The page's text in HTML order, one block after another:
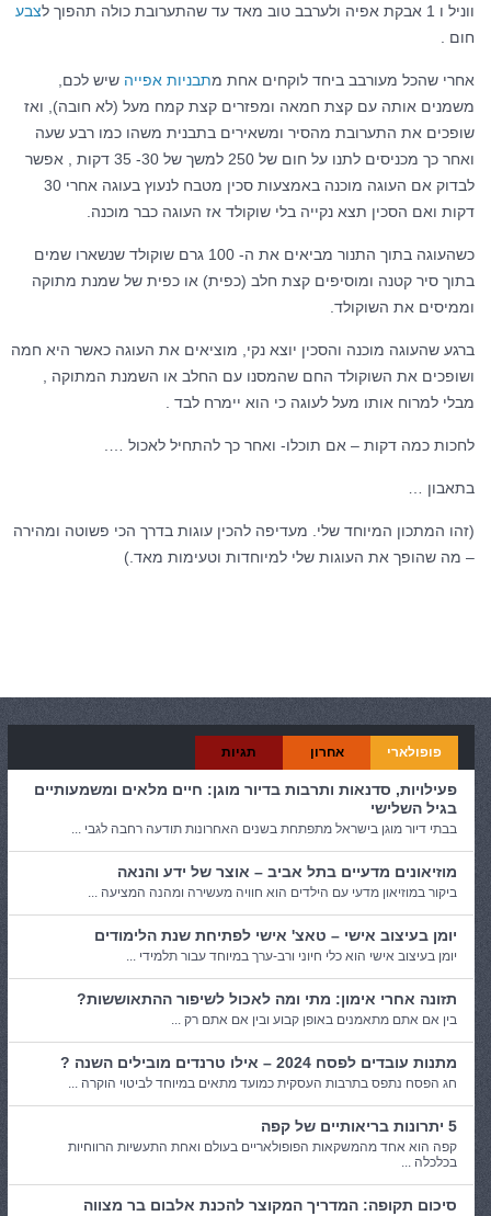
ווניל ו 1 אבקת אפיה ולערבב טוב מאד עד שהתערובת כולה תהפוך ל
צבע
חום .
אחרי שהכל מעורבב ביחד לוקחים אחת מתבניות אפייה שיש לכם,
משמנים אותה עם קצת חמאה ומפזרים קצת קמח מעל (לא חובה), ואז
שופכים את התערובת מהסיר ומשאירים בתבנית משהו כמו רבע שעה
ואחר כך מכניסים לתנו על חום של 250 למשך של 30- 35 דקות , אפשר
לבדוק אם העוגה מוכנה באמצעות סכין מטבח לנעוץ בעוגה אחרי 30
דקות ואם הסכין תצא נקייה בלי שוקולד אז העוגה כבר מוכנה.
כשהעוגה בתוך התנור מביאים את ה- 100 גרם שוקולד שנשארו שמים
בתוך סיר קטנה ומוסיפים קצת חלב (כפית) או כפית של שמנת מתוקה
וממיסים את השוקולד.
ברגע שהעוגה מוכנה והסכין יוצא נקי, מוציאים את העוגה כאשר היא חמה
ושופכים את השוקולד החם שהמסנו עם החלב או השמנת המתוקה ,
מבלי למרוח אותו מעל לעוגה כי הוא יימרח לבד .
לחכות כמה דקות – אם תוכלו- ואחר כך להתחיל לאכול ….
בתאבון …
(זהו המתכון המיוחד שלי. מעדיפה להכין עוגות בדרך הכי פשוטה ומהירה
– מה שהופך את העוגות שלי למיוחדות וטעימות מאד.)
פופולארי אחרון תגיות
פעילויות, סדנאות ותרבות בדיור מוגן: חיים מלאים ומשמעותיים
בגיל השלישי
בבתי דיור מוגן בישראל מתפתחת בשנים האחרונות תודעה רחבה לגבי ...
מוזיאונים מדעיים בתל אביב – אוצר של ידע והנאה
ביקור במוזיאון מדעי עם הילדים הוא חוויה מעשירה ומהנה המציעה ...
יומן בעיצוב אישי – טאצ' אישי לפתיחת שנת הלימודים
יומן בעיצוב אישי הוא כלי חיוני ורב-ערך במיוחד עבור תלמידי ...
תזונה אחרי אימון: מתי ומה לאכול לשיפור ההתאוששות?
בין אם אתם מתאמנים באופן קבוע ובין אם אתם רק ...
מתנות עובדים לפסח 2024 – אילו טרנדים מובילים השנה ?
חג הפסח נתפס בתרבות העסקית כמועד מתאים במיוחד לביטוי הוקרה ...
5 יתרונות בריאותיים של קפה
קפה הוא אחד מהמשקאות הפופולאריים בעולם ואחת התעשיות הרווחיות
בכלכלה ...
סיכום תקופה: המדריך המקוצר להכנת אלבום בר מצווה